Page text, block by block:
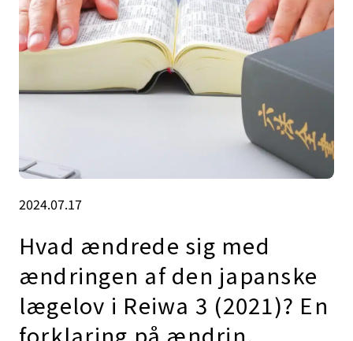
2024.07.17
Hvad ændrede sig med
ændringen af den japanske
lægelov i Reiwa 3 (2021)? En
forklaring på ændrin.